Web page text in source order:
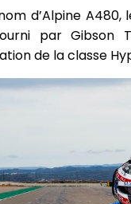
d’Alpine
par Gibson
de la classe